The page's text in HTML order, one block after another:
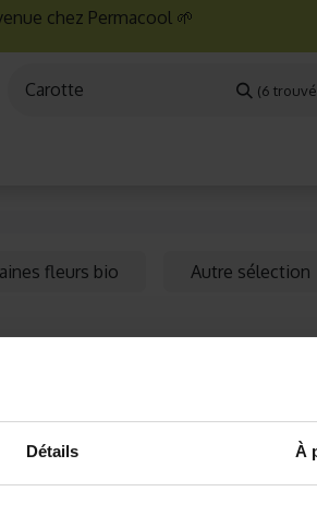
Détails À
chez Permacool 🌱
(6
fleurs bio Autre sélection
une culture du jardin jusqu'au
des légumes anciens et
vos graines bio sur nos fiches
Ecocert. De plus, tout nos
de Lille. Découvrez également nos